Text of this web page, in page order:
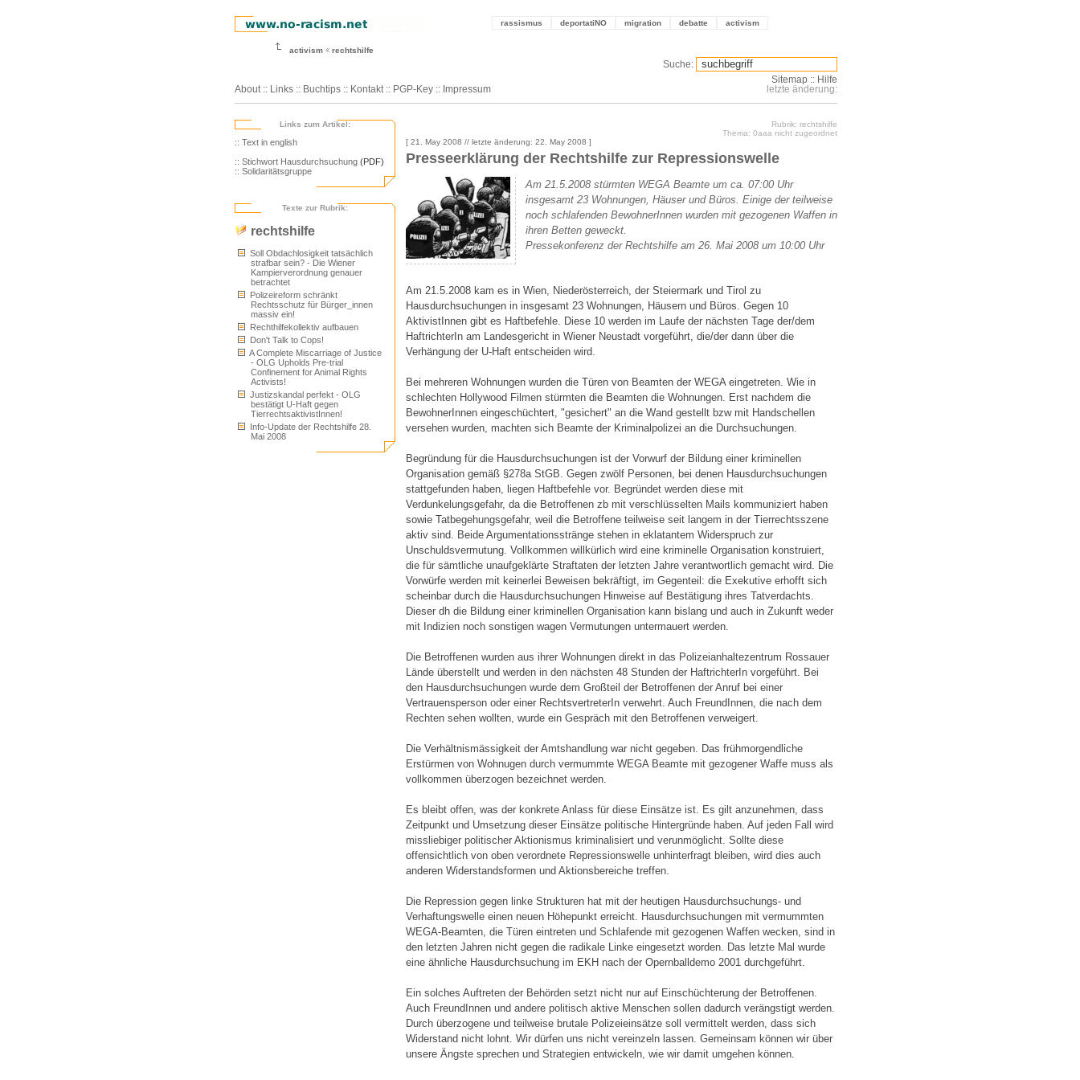
rassismus deportatiNO migration debatte activism
activism rechtshilfe
About :: Links :: Buchtips :: Kontakt :: PGP-Key :: Impressum
Suche:
Sitemap :: Hilfe
letzte änderung:
Links zum Artikel:
:: Text in english
:: Stichwort Hausdurchsuchung (PDF)
:: Solidaritätsgruppe
Texte zur Rubrik:
rechtshilfe
Soll Obdachlosigkeit tatsächlich
strafbar sein? - Die Wiener
Kampierverordnung genauer
betrachtet
Polizeireform schränkt
Rechtsschutz für Bürger_innen
massiv ein!
Rechthilfekollektiv aufbauen
Don't Talk to Cops!
A Complete Miscarriage of Justice
- OLG Upholds Pre-trial
Confinement for Animal Rights
Activists!
Justizskandal perfekt - OLG
bestätigt U-Haft gegen
TierrechtsaktivistInnen!
Info-Update der Rechtshilfe 28.
Mai 2008
Rubrik: rechtshilfe
Thema: 0aaa nicht zugeordnet
[ 21. May 2008 // letzte änderung: 22. May 2008 ]
Presseerklärung der Rechtshilfe zur Repressionswelle
Am 21.5.2008 stürmten WEGA Beamte um ca. 07:00 Uhr
insgesamt 23 Wohnungen, Häuser und Büros. Einige der teilweise
noch schlafenden BewohnerInnen wurden mit gezogenen Waffen in
ihren Betten geweckt.
Pressekonferenz der Rechtshilfe am 26. Mai 2008 um 10:00 Uhr
Am 21.5.2008 kam es in Wien, Niederösterreich, der Steiermark und Tirol zu
Hausdurchsuchungen in insgesamt 23 Wohnungen, Häusern und Büros. Gegen 10
AktivistInnen gibt es Haftbefehle. Diese 10 werden im Laufe der nächsten Tage der/dem
HaftrichterIn am Landesgericht in Wiener Neustadt vorgeführt, die/der dann über die
Verhängung der U-Haft entscheiden wird.
Bei mehreren Wohnungen wurden die Türen von Beamten der WEGA eingetreten. Wie in
schlechten Hollywood Filmen stürmten die Beamten die Wohnungen. Erst nachdem die
BewohnerInnen eingeschüchtert, "gesichert" an die Wand gestellt bzw mit Handschellen
versehen wurden, machten sich Beamte der Kriminalpolizei an die Durchsuchungen.
Begründung für die Hausdurchsuchungen ist der Vorwurf der Bildung einer kriminellen
Organisation gemäß §278a StGB. Gegen zwölf Personen, bei denen Hausdurchsuchungen
stattgefunden haben, liegen Haftbefehle vor. Begründet werden diese mit
Verdunkelungsgefahr, da die Betroffenen zb mit verschlüsselten Mails kommuniziert haben
sowie Tatbegehungsgefahr, weil die Betroffene teilweise seit langem in der Tierrechtsszene
aktiv sind. Beide Argumentationsstränge stehen in eklatantem Widerspruch zur
Unschuldsvermutung. Vollkommen willkürlich wird eine kriminelle Organisation konstruiert,
die für sämtliche unaufgeklärte Straftaten der letzten Jahre verantwortlich gemacht wird. Die
Vorwürfe werden mit keinerlei Beweisen bekräftigt, im Gegenteil: die Exekutive erhofft sich
scheinbar durch die Hausdurchsuchungen Hinweise auf Bestätigung ihres Tatverdachts.
Dieser dh die Bildung einer kriminellen Organisation kann bislang und auch in Zukunft weder
mit Indizien noch sonstigen wagen Vermutungen untermauert werden.
Die Betroffenen wurden aus ihrer Wohnungen direkt in das Polizeianhaltezentrum Rossauer
Lände überstellt und werden in den nächsten 48 Stunden der HaftrichterIn vorgeführt. Bei
den Hausdurchsuchungen wurde dem Großteil der Betroffenen der Anruf bei einer
Vertrauensperson oder einer RechtsvertreterIn verwehrt. Auch FreundInnen, die nach dem
Rechten sehen wollten, wurde ein Gespräch mit den Betroffenen verweigert.
Die Verhältnismässigkeit der Amtshandlung war nicht gegeben. Das frühmorgendliche
Erstürmen von Wohnugen durch vermummte WEGA Beamte mit gezogener Waffe muss als
vollkommen überzogen bezeichnet werden.
Es bleibt offen, was der konkrete Anlass für diese Einsätze ist. Es gilt anzunehmen, dass
Zeitpunkt und Umsetzung dieser Einsätze politische Hintergründe haben. Auf jeden Fall wird
missliebiger politischer Aktionismus kriminalisiert und verunmöglicht. Sollte diese
offensichtlich von oben verordnete Repressionswelle unhinterfragt bleiben, wird dies auch
anderen Widerstandsformen und Aktionsbereiche treffen.
Die Repression gegen linke Strukturen hat mit der heutigen Hausdurchsuchungs- und
Verhaftungswelle einen neuen Höhepunkt erreicht. Hausdurchsuchungen mit vermummten
WEGA-Beamten, die Türen eintreten und Schlafende mit gezogenen Waffen wecken, sind in
den letzten Jahren nicht gegen die radikale Linke eingesetzt worden. Das letzte Mal wurde
eine ähnliche Hausdurchsuchung im EKH nach der Opernballdemo 2001 durchgeführt.
Ein solches Auftreten der Behörden setzt nicht nur auf Einschüchterung der Betroffenen.
Auch FreundInnen und andere politisch aktive Menschen sollen dadurch verängstigt werden.
Durch überzogene und teilweise brutale Polizeieinsätze soll vermittelt werden, dass sich
Widerstand nicht lohnt. Wir dürfen uns nicht vereinzeln lassen. Gemeinsam können wir über
unsere Ängste sprechen und Strategien entwickeln, wie wir damit umgehen können.